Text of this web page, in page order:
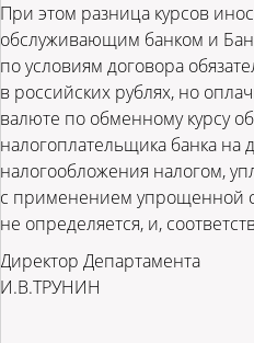
При этом разница курсов
обслуживающим банком и
по условиям договора
в российских рублях, но
валюте по обменному курсу
налогоплательщика банка на
налогообложения налогом,
с применением упрощенной
не определяется, и,
Директор Департамента
И.В.ТРУНИН